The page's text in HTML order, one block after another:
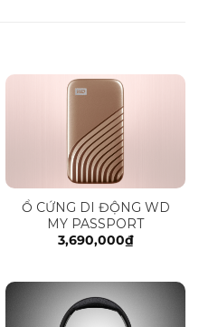
Ổ CỨNG DI ĐỘNG WD
MY PASSPORT
3,690,000₫